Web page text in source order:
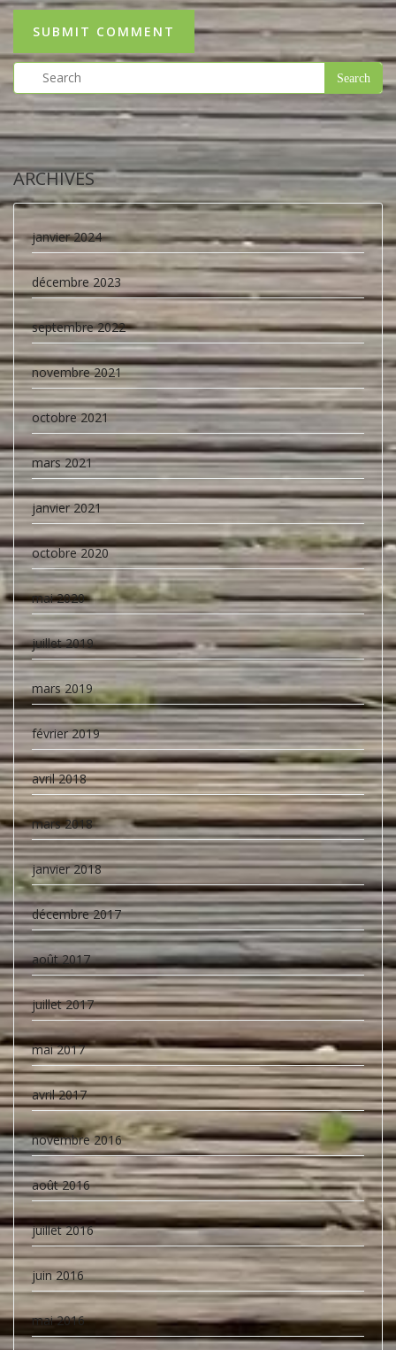
ARCHIVES
janvier 2024
décembre 2023
septembre 2022
novembre 2021
octobre 2021
mars 2021
janvier 2021
octobre 2020
mai 2020
juillet 2019
mars 2019
février 2019
avril 2018
mars 2018
janvier 2018
décembre 2017
août 2017
juillet 2017
mai 2017
avril 2017
novembre 2016
août 2016
juillet 2016
juin 2016
mai 2016